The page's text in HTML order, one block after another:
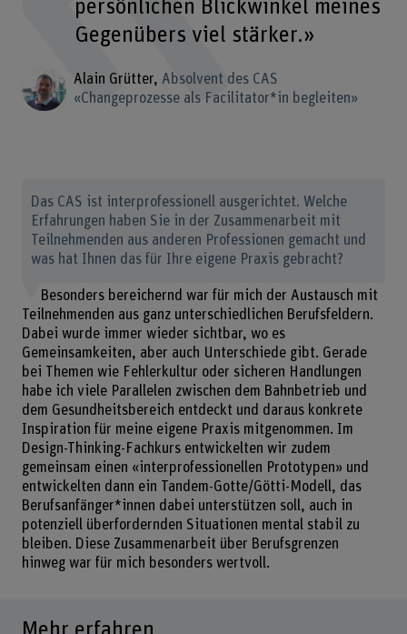
persönlichen Blickwinkel meines
Gegenübers viel stärker.»
Alain Grütter
Absolvent des CAS
«Changeprozesse als Facilitator*in begleiten»
Das CAS ist interprofessionell ausgerichtet. Welche
Erfahrungen haben Sie in der Zusammenarbeit mit
Teilnehmenden aus anderen Professionen gemacht und
was hat Ihnen das für Ihre eigene Praxis gebracht?
Besonders bereichernd war für mich der Austausch mit
Teilnehmenden aus ganz unterschiedlichen Berufsfeldern.
Dabei wurde immer wieder sichtbar, wo es
Gemeinsamkeiten, aber auch Unterschiede gibt. Gerade
bei Themen wie Fehlerkultur oder sicheren Handlungen
habe ich viele Parallelen zwischen dem Bahnbetrieb und
dem Gesundheitsbereich entdeckt und daraus konkrete
Inspiration für meine eigene Praxis mitgenommen. Im
Design-Thinking-Fachkurs entwickelten wir zudem
gemeinsam einen «interprofessionellen Prototypen» und
entwickelten dann ein Tandem-Gotte/Götti-Modell, das
Berufsanfänger*innen dabei unterstützen soll, auch in
potenziell überfordernden Situationen mental stabil zu
bleiben. Diese Zusammenarbeit über Berufsgrenzen
hinweg war für mich besonders wertvoll.